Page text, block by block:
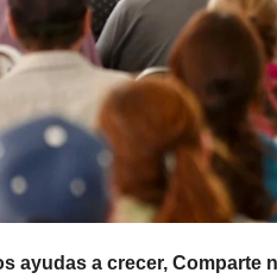
ayudas a crecer, Comparte